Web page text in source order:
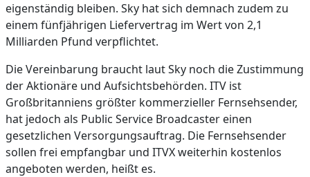
eigenständig bleiben. Sky hat sich demnach zudem zu
einem fünfjährigen Liefervertrag im Wert von 2,1
Milliarden Pfund verpflichtet.
Die Vereinbarung braucht laut Sky noch die Zustimmung
der Aktionäre und Aufsichtsbehörden. ITV ist
Großbritanniens größter kommerzieller Fernsehsender,
hat jedoch als Public Service Broadcaster einen
gesetzlichen Versorgungsauftrag. Die Fernsehsender
sollen frei empfangbar und ITVX weiterhin kostenlos
angeboten werden, heißt es.